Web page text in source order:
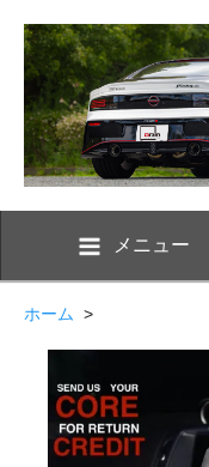
メニュー
ホーム >